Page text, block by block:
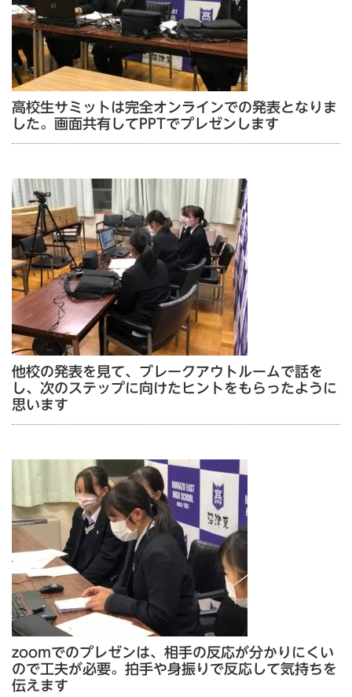
高校生サミットは完全オンラインでの発表となりま
した。画面共有してPPTでプレゼンします
他校の発表を見て、ブレークアウトルームで話を
し、次のステップに向けたヒントをもらったように
思います
zoomでのプレゼンは、相手の反応が分かりにくい
ので工夫が必要。拍手や身振りで反応して気持ちを
伝えます